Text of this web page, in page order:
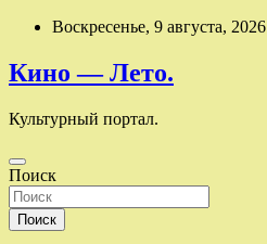
Перейти
содержимому
Воскресенье, 9 августа, 2026
Кино — Лето.
Культурный портал.
Поиск
Поиск